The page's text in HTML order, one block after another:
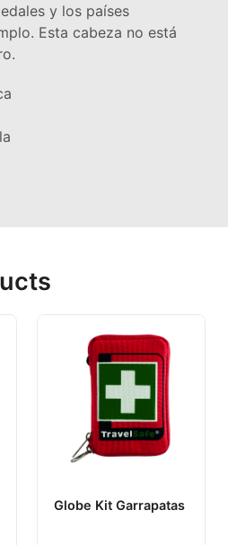
y los países
Esta cabeza no está
Globe Kit Garrapatas